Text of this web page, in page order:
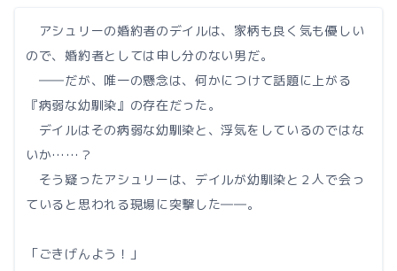
アシュリーの婚約者のデイルは、家柄も良く気も優しい
ので、婚約者としては申し分のない男だ。
――だが、唯一の懸念は、何かにつけて話題に上がる
『病弱な幼馴染』の存在だった。
デイルはその病弱な幼馴染と、浮気をしているのではな
いか……？
そう疑ったアシュリーは、デイルが幼馴染と２人で会っ
ていると思われる現場に突撃した――。
「ごきげんよう！」